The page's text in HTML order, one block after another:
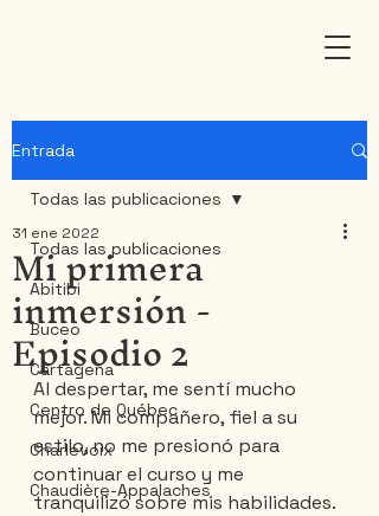
Entrada
Todas las publicaciones
Abitibi
Buceo
Cartagena
Centro de Québec
Charlevoix
Chaudière-Appalaches
Todas las publicaciones
Mi primera
inmersión -
Episodio 2
31 ene 2022
Al despertar, me sentí mucho
mejor. Mi compañero, fiel a su
estilo, no me presionó para
continuar el curso y me
tranquilizó sobre mis habilidades.